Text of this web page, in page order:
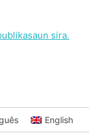
sira.
English